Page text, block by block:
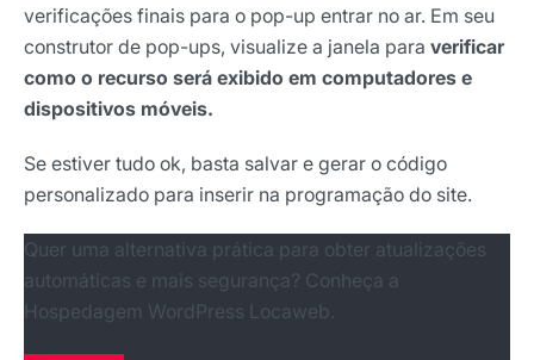
verificações finais para o pop-up entrar no ar. Em seu
construtor de pop-ups, visualize a janela para verificar
como o recurso será exibido em computadores e
dispositivos móveis.
Se estiver tudo ok, basta salvar e gerar o código
personalizado para inserir na programação do site.
Quer uma alternativa prática para obter atualizações
automáticas e mais segurança? Conheça a
Hospedagem WordPress Locaweb.